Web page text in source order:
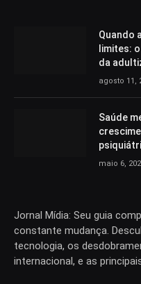
Quando
limites:
da
agosto 11,
Saúde
maio 6,
Jornal Mídia: Seu guia
constante mudança.
tecnologia, os
internacional, e as